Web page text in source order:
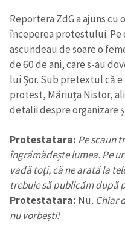
Reportera ZdG a ajuns
începerea protestului. Pe
ascundeau de soare o
de 60 de ani, care s-au
lui Șor. Sub pretextul că
protest, Măriuța Nistor,
detalii despre organizare
Protestatara: Pe scaun
îngrămădește lumea. Pe
vadă toți, că ne arată la
trebuie să publicăm după
Protestatara: Nu. Chiar
nu vorbești!